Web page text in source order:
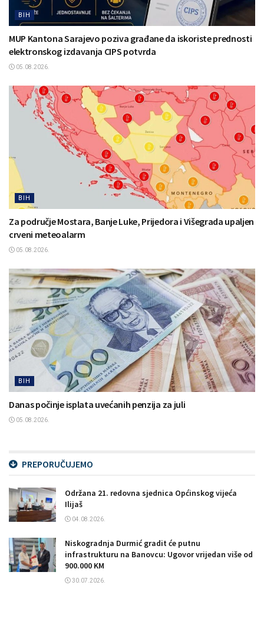
BIH
MUP Kantona Sarajevo poziva građane da iskoriste prednosti
elektronskog izdavanja CIPS potvrda
05.08.2026.
BIH
Za područje Mostara, Banje Luke, Prijedora i Višegrada upaljen
crveni meteoalarm
05.08.2026.
BIH
Danas počinje isplata uvećanih penzija za juli
05.08.2026.
PREPORUČUJEMO
Održana 21. redovna sjednica Općinskog vijeća
Ilijaš
04.08.2026.
Niskogradnja Durmić gradit će putnu
infrastrukturu na Banovcu: Ugovor vrijedan više od
900.000 KM
30.07.2026.